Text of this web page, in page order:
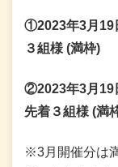
①2023年3月19
３組様(満枠)
②2023年3月19
先着３組様 (満
※3月開催分は